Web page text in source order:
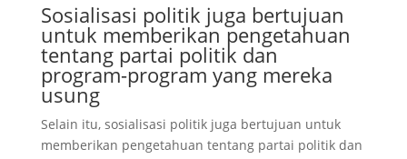
Sosialisasi politik juga bertujuan
untuk memberikan pengetahuan
tentang partai politik dan
program-program yang mereka
usung
Selain itu, sosialisasi politik juga bertujuan untuk
memberikan pengetahuan tentang partai politik dan